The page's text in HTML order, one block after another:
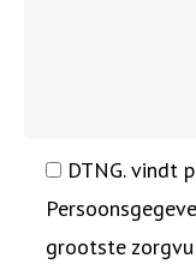
DTNG. vindt
grootste